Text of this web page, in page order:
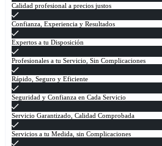
Calidad profesional a precios justos
Confianza, Experiencia y Resultados
Expertos a tu Disposición
Profesionales a tu Servicio, Sin Complicaciones
Rápido, Seguro y Eficiente
Seguridad y Confianza en Cada Servicio
Servicio Garantizado, Calidad Comprobada
Servicios a tu Medida, sin Complicaciones